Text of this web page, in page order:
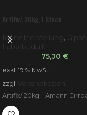
Artifix/ 20kg, 1 Stück
Modellherstellung, Gipse,
Laborbedarf
75,00 €
exkl. 19 % MwSt.
zzgl.
Versandkosten
Artifix/ 20kg – Amann